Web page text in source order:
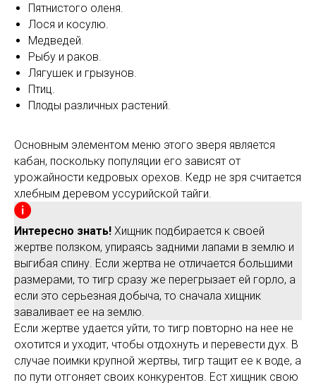
Пятнистого оленя.
Лося и косулю.
Медведей.
Рыбу и раков.
Лягушек и грызунов.
Птиц.
Плоды различных растений.
Основным элементом меню этого зверя является
кабан, поскольку популяции его зависят от
урожайности кедровых орехов. Кедр не зря считается
хлебным деревом уссурийской тайги.
Интересно знать! Хищник подбирается к своей
жертве ползком, упираясь задними лапами в землю и
выгибая спину. Если жертва не отличается большими
размерами, то тигр сразу же перегрызает ей горло, а
если это серьезная добыча, то сначала хищник
заваливает ее на землю.
Если жертве удается уйти, то тигр повторно на нее не
охотится и уходит, чтобы отдохнуть и перевести дух. В
случае поимки крупной жертвы, тигр тащит ее к воде, а
по пути отгоняет своих конкурентов. Ест хищник свою